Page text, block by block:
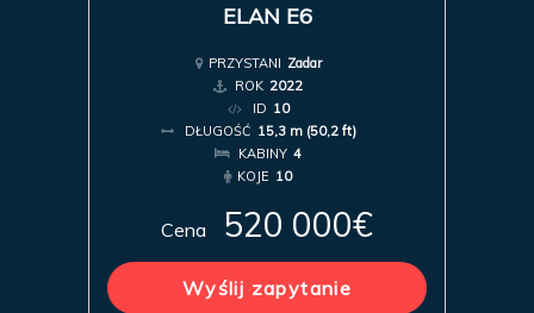
ELAN E6
PRZYSTANI Zadar
ROK 2022
ID 10
DŁUGOŚĆ 15,3 m (50,2 ft)
KABINY 4
KOJE 10
Cena 520 000€
Wyślij zapytanie